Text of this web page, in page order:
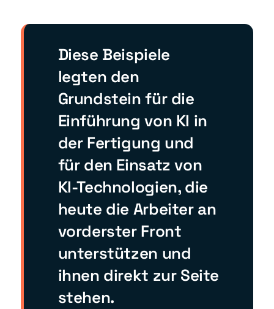
Diese Beispiele
legten den
Grundstein für die
Einführung von KI in
der Fertigung und
für den Einsatz von
KI-Technologien, die
heute die Arbeiter an
vorderster Front
unterstützen und
ihnen direkt zur Seite
stehen.